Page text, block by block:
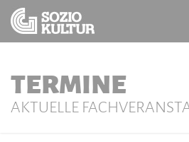
TERMINE
AKTUELLE